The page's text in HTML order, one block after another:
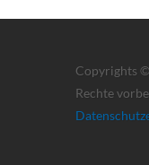
Copyrights
Rechte